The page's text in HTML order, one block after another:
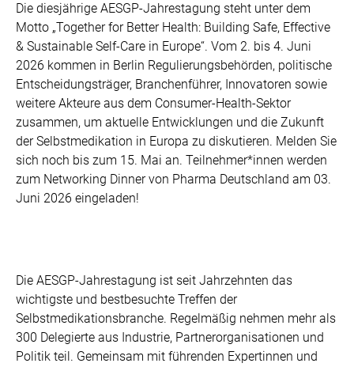
Die diesjährige AESGP-Jahrestagung steht unter dem
Motto „Together for Better Health: Building Safe, Effective
& Sustainable Self-Care in Europe“. Vom 2. bis 4. Juni
2026 kommen in Berlin Regulierungsbehörden, politische
Entscheidungsträger, Branchenführer, Innovatoren sowie
weitere Akteure aus dem Consumer-Health-Sektor
zusammen, um aktuelle Entwicklungen und die Zukunft
der Selbstmedikation in Europa zu diskutieren. Melden Sie
sich noch bis zum 15. Mai an. Teilnehmer*innen werden
zum Networking Dinner von Pharma Deutschland am 03.
Juni 2026 eingeladen!
Die AESGP-Jahrestagung ist seit Jahrzehnten das
wichtigste und bestbesuchte Treffen der
Selbstmedikationsbranche. Regelmäßig nehmen mehr als
300 Delegierte aus Industrie, Partnerorganisationen und
Politik teil. Gemeinsam mit führenden Expertinnen und